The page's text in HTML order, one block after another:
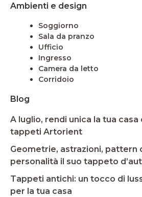
Ambienti e design
Soggiorno
Sala da pranzo
Ufficio
Ingresso
Camera da letto
Corridoio
Blog
A luglio, rendi unica la tua casa
tappeti Artorient
Geometrie, astrazioni, pattern
personalità il suo tappeto
Tappeti antichi: un tocco di
per la tua casa